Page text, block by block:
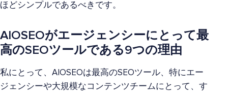
ほどシンプルであるべきです。
AIOSEOがエージェンシーにとって最
高のSEOツールである9つの理由
私にとって、AIOSEOは最高のSEOツール、特にエー
ジェンシーや大規模なコンテンツチームにとって、す